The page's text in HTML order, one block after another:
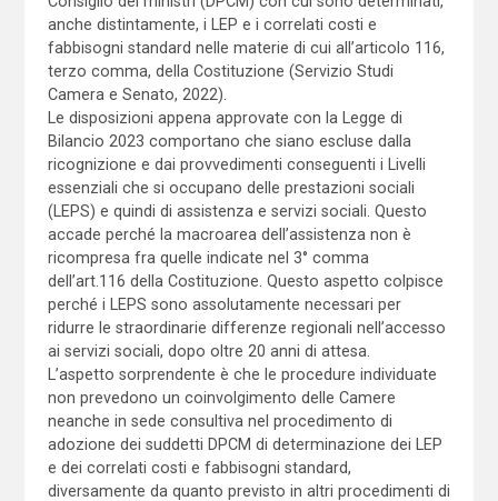
anche distintamente, i LEP e i correlati costi e
fabbisogni standard nelle materie di cui all’articolo 116,
terzo comma, della Costituzione (Servizio Studi
Camera e Senato, 2022).
Le disposizioni appena approvate con la Legge di
Bilancio 2023 comportano che siano escluse dalla
ricognizione e dai provvedimenti conseguenti i Livelli
essenziali che si occupano delle prestazioni sociali
(LEPS) e quindi di assistenza e servizi sociali. Questo
accade perché la macroarea dell’assistenza non è
ricompresa fra quelle indicate nel 3° comma
dell’art.116 della Costituzione. Questo aspetto colpisce
perché i LEPS sono assolutamente necessari per
ridurre le straordinarie differenze regionali nell’accesso
ai servizi sociali, dopo oltre 20 anni di attesa.
L’aspetto sorprendente è che le procedure individuate
non prevedono un coinvolgimento delle Camere
neanche in sede consultiva nel procedimento di
adozione dei suddetti DPCM di determinazione dei LEP
e dei correlati costi e fabbisogni standard,
diversamente da quanto previsto in altri procedimenti di